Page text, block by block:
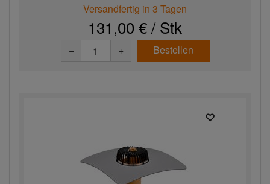
Versandfertig in 3 Tagen
131,00 € / Stk
− + Bestellen